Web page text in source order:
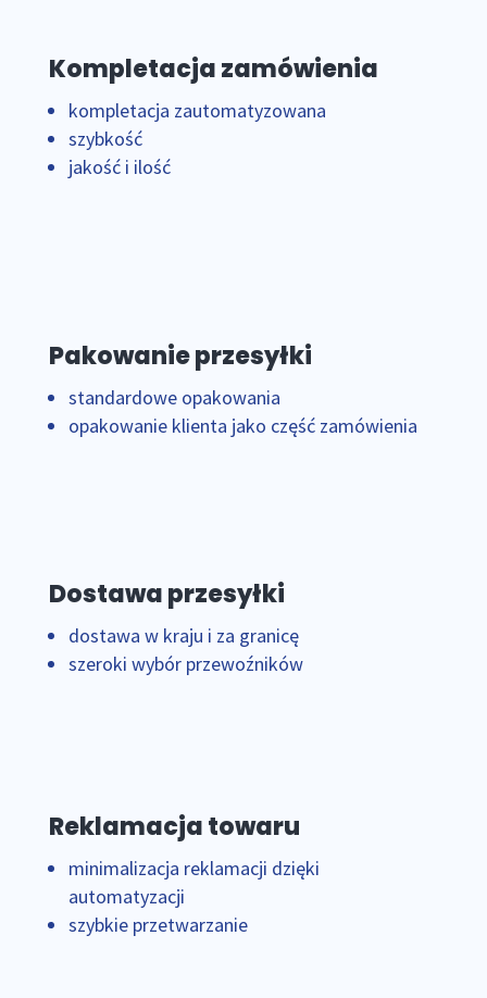
Kompletacja zamówienia
kompletacja zautomatyzowana
szybkość
jakość i ilość
Pakowanie przesyłki
standardowe opakowania
opakowanie klienta jako część zamówienia
Dostawa przesyłki
dostawa w kraju i za granicę
szeroki wybór przewoźników
Reklamacja towaru
minimalizacja reklamacji dzięki
automatyzacji
szybkie przetwarzanie